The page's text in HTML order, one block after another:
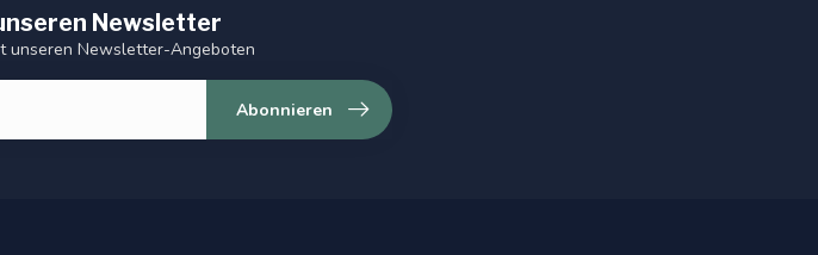
Newsletter
unseren Newsletter-Angeboten
Abonnieren